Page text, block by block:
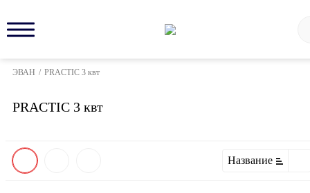
ЭВАН / PRACTIC 3 квт
PRACTIC 3 квт
Название